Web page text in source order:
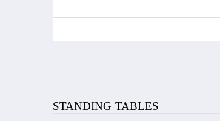
STANDING TABLES